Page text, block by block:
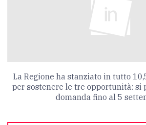
La Regione ha stanziato in tutto
per sostenere le tre opportunità: si
domanda fino al 5